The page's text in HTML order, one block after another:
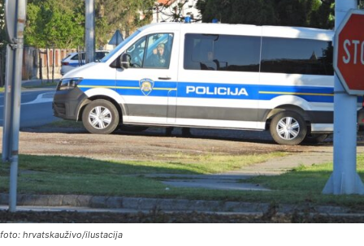
foto: hrvatskauživo/ilustacija